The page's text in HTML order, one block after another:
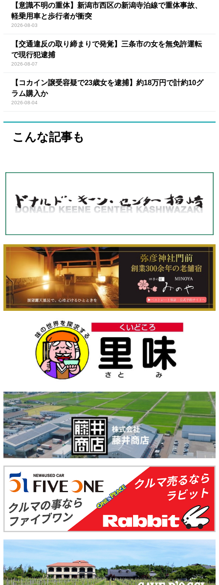
【意識不明の重体】新潟市西区の新潟寺泊線で重体事故、
軽乗用車と歩行者が衝突
2026-08-03
【交通違反の取り締まりで発覚】三条市の女を無免許運転
で現行犯逮捕
2026-08-07
【コカイン譲受容疑で23歳女を逮捕】約18万円で計約10グ
ラム購入か
2026-08-04
こんな記事も